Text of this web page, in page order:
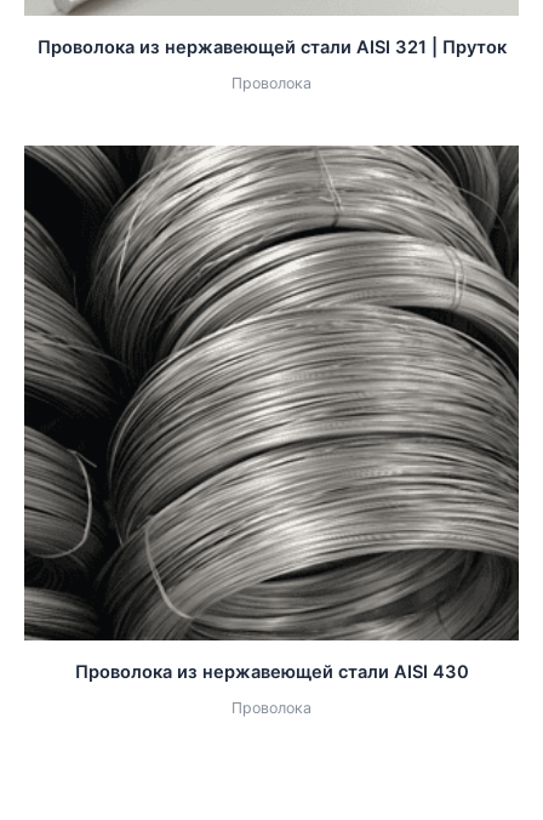
Проволока из нержавеющей стали AISI 321 | Пруток
Проволока
Проволока из нержавеющей стали AISI 430
Проволока